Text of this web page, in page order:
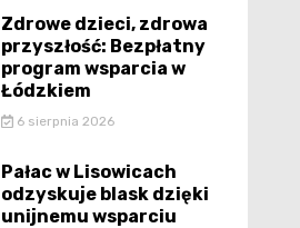
Zdrowe dzieci, zdrowa
przyszłość: Bezpłatny
program wsparcia w
Łódzkiem
6 sierpnia 2026
Pałac w Lisowicach
odzyskuje blask dzięki
unijnemu wsparciu